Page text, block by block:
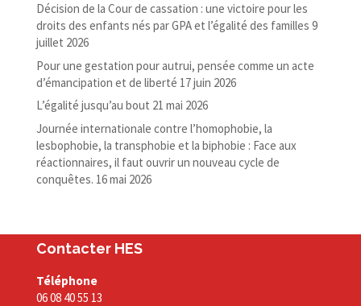
Décision de la Cour de cassation : une victoire pour les
droits des enfants nés par GPA et l’égalité des familles 9
juillet 2026
Pour une gestation pour autrui, pensée comme un acte
d’émancipation et de liberté 17 juin 2026
L’égalité jusqu’au bout 21 mai 2026
Journée internationale contre l’homophobie, la
lesbophobie, la transphobie et la biphobie : Face aux
réactionnaires, il faut ouvrir un nouveau cycle de
conquêtes. 16 mai 2026
Contacter HES
Téléphone
06 08 40 55 13